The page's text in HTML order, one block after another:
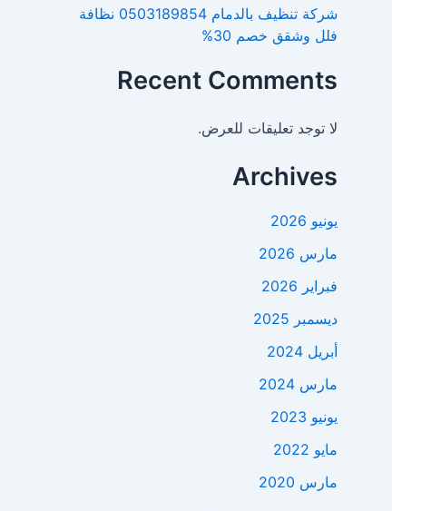
شركة تنظيف بالدمام 0503189854 نظافة
فلل وشقق خصم 30%
Recent Comments
لا توجد تعليقات للعرض.
Archives
يونيو 2026
مارس 2026
فبراير 2026
ديسمبر 2025
أبريل 2024
مارس 2024
يونيو 2023
مايو 2022
مارس 2020